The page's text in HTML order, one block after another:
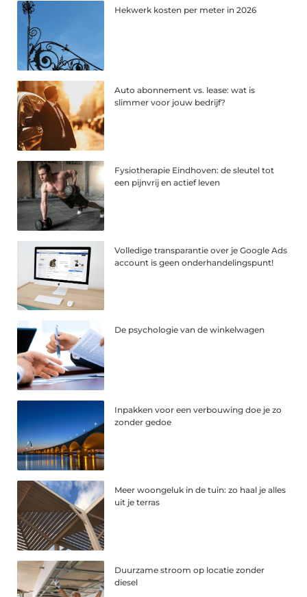
Hekwerk kosten per meter in 2026
Auto abonnement vs. lease: wat is
slimmer voor jouw bedrijf?
Fysiotherapie Eindhoven: de sleutel tot
een pijnvrij en actief leven
Volledige transparantie over je Google Ads
account is geen onderhandelingspunt!
De psychologie van de winkelwagen
Inpakken voor een verbouwing doe je zo
zonder gedoe
Meer woongeluk in de tuin: zo haal je alles
uit je terras
Duurzame stroom op locatie zonder
diesel